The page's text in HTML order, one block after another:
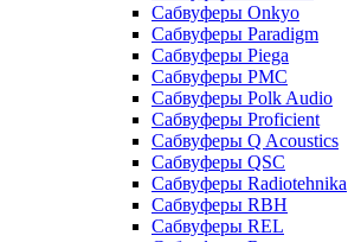
Сабвуферы Onkyo
Сабвуферы Paradigm
Сабвуферы Piega
Сабвуферы PMC
Сабвуферы Polk Audio
Сабвуферы Proficient
Сабвуферы Q Acoustics
Сабвуферы QSC
Сабвуферы Radiotehnika
Сабвуферы RBH
Сабвуферы REL